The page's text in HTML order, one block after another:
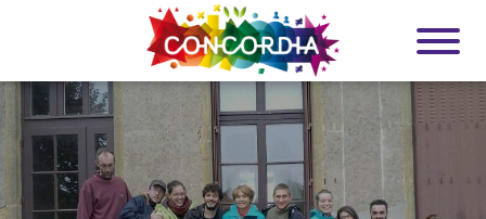
Panneau de gestion des cookies